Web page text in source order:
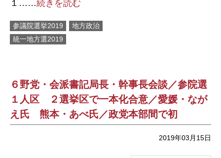
１……続きを読む
参議院選挙2019
地方政治
統一地方選2019
６野党・会派書記局長・幹事長会談／参院選
１人区 ２選挙区で一本化合意／愛媛・なが
え氏 熊本・あべ氏／政党本部間で初
2019年03月15日